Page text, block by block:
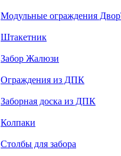
Модульные ограждения
Штакетник
Забор Жалюзи
Ограждения из ДПК
Заборная доска из ДПК
Колпаки
Столбы для забора